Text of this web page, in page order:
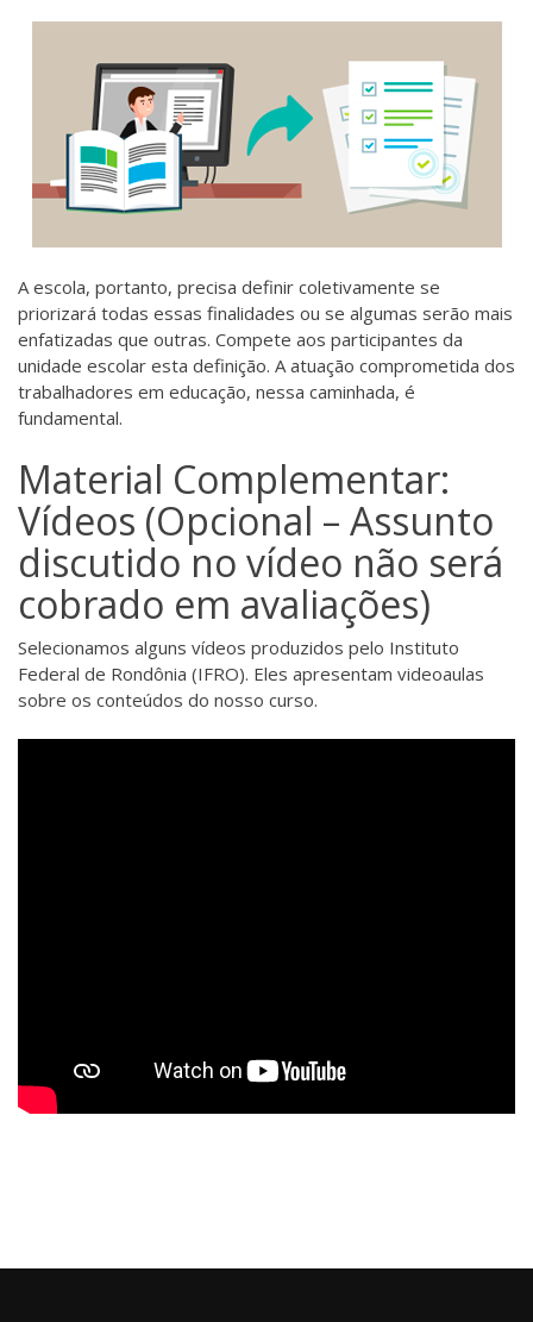
A escola, portanto, precisa definir coletivamente se
priorizará todas essas finalidades ou se algumas serão mais
enfatizadas que outras. Compete aos participantes da
unidade escolar esta definição. A atuação comprometida dos
trabalhadores em educação, nessa caminhada, é
fundamental.
Material Complementar:
Vídeos (Opcional – Assunto
discutido no vídeo não será
cobrado em avaliações)
Selecionamos alguns vídeos produzidos pelo Instituto
Federal de Rondônia (IFRO). Eles apresentam videoaulas
sobre os conteúdos do nosso curso.